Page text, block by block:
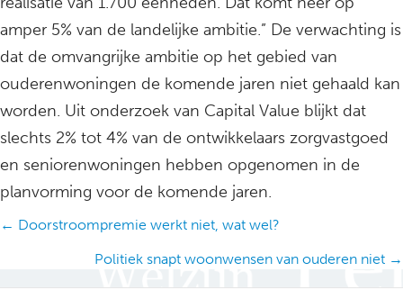
amper 5% van de landelijke ambitie.” De verwachting is
dat de omvangrijke ambitie op het gebied van
ouderenwoningen de komende jaren niet gehaald kan
worden. Uit onderzoek van Capital Value blijkt dat
slechts 2% tot 4% van de ontwikkelaars zorgvastgoed
en seniorenwoningen hebben opgenomen in de
planvorming voor de komende jaren.
Posts
navigation
← Doorstroompremie werkt niet, wat wel?
Politiek snapt woonwensen van ouderen niet →